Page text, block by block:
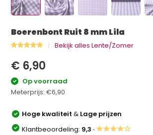
Boerenbont Ruit 8 mm Lila
Bekijk alles Lente/Zomer
€ 6,90
Op voorraad
Meterprijs:€6,90
Hoge kwaliteit& Lage prijzen
Klantbeoordeling: 9,3 ·★★★★☆